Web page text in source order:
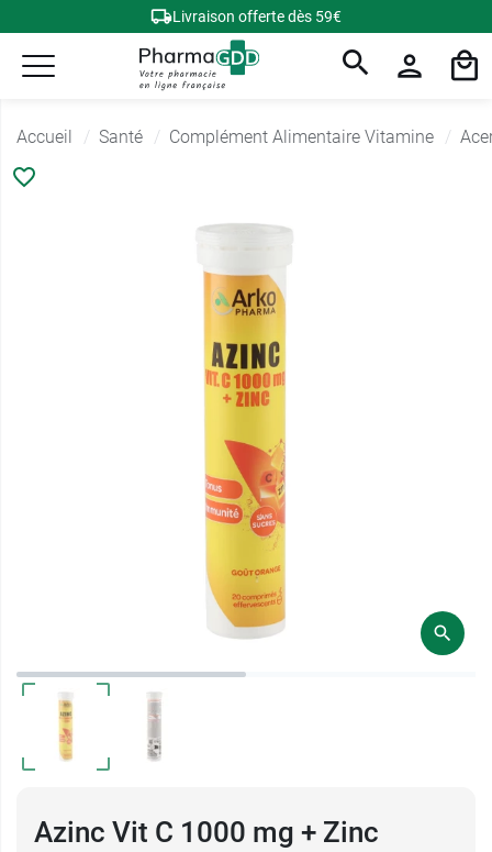
Livraison offerte dès 59€
Accueil Santé Complément Alimentaire Vitamine
Azinc Vit C 1000 mg + Zinc